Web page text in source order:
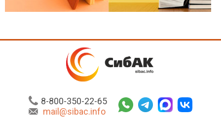
8-800-350-22-65
mail@sibac.info